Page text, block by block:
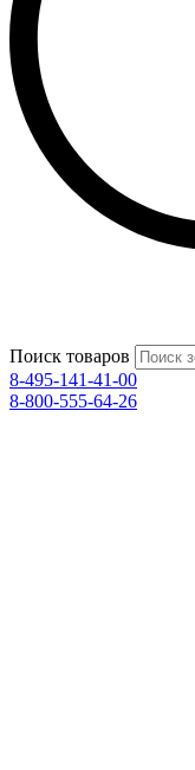
Поиск товаров
8-495-141-41-00
8-800-555-64-26